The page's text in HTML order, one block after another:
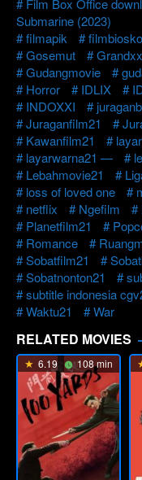
Film Box Office
Submarine (2023)
filmapik
Gosemut
Gudangmovie
Horror
IDLIX
INDOXXI
Juraganfilm21
Kawanfilm21
layarwarna21 —
Lebahmovie21
loss of loved one
netflix
Ngefilm
Planetfilm21
Romance
Sobatfilm21
Sobatnonton21
subtitle indonesia
Waktu21
War
RELATED MOVIES
6.19 108 min